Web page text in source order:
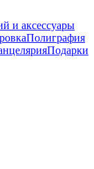
и аксессуары
Полиграфия
Подарки